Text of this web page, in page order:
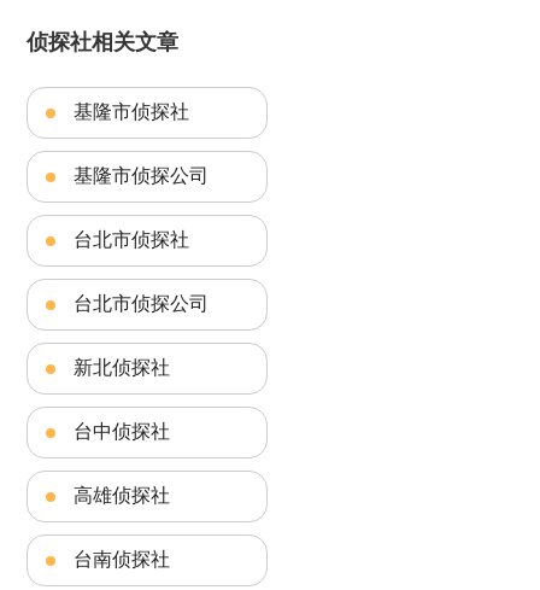
侦探社相关文章
基隆市侦探社
基隆市侦探公司
台北市侦探社
台北市侦探公司
新北侦探社
台中侦探社
高雄侦探社
台南侦探社